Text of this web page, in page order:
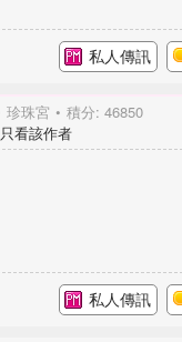
私人傳訊
珍珠宮 積分: 46850
只看該作者
私人傳訊